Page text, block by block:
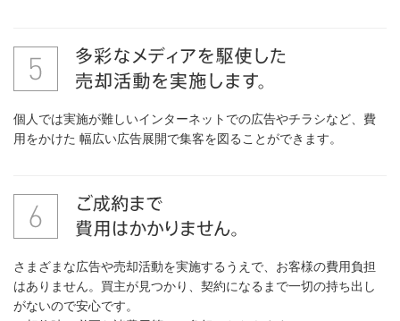
個人では実施が難しいインターネットでの広告やチラシなど、費
用をかけた 幅広い広告展開で集客を図ることができます。
さまざまな広告や売却活動を実施するうえで、お客様の費用負担
はありません。買主が見つかり、契約になるまで一切の持ち出し
がないので安心です。